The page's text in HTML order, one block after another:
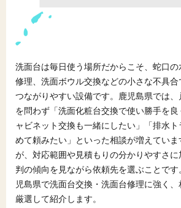
洗面台は毎日使う場所だからこそ、蛇口の
修理、洗面ボウル交換などの小さな不具
つながりやすい設備です。鹿児島県では
を問わず「洗面化粧台交換で使い勝手を
ャビネット交換も一緒にしたい」「排水
めて頼みたい」といった相談が増えてい
が、対応範囲や見積もりの分かりやすさ
判の傾向を見ながら依頼先を選ぶことで
児島県で洗面台交換・洗面台修理に強く
厳選して紹介します。